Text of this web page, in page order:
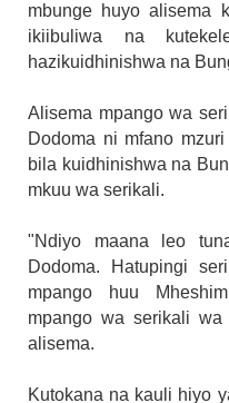
mbunge huyo alisema
ikiibuliwa na
hazikuidhinishwa na
Alisema mpango wa
Dodoma ni mfano
bila kuidhinishwa na
mkuu wa serikali.
"Ndiyo maana leo
Dodoma. Hatupingi
mpango huu
mpango wa serikali
alisema.
Kutokana na kauli hiyo